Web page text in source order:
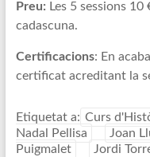
Preu: Les 5 sessions
cadascuna.
Certificacions: En
certificat acreditant la
Etiquetat a: Curs
Nadal Pellisa
Joan
Puigmalet
Jordi